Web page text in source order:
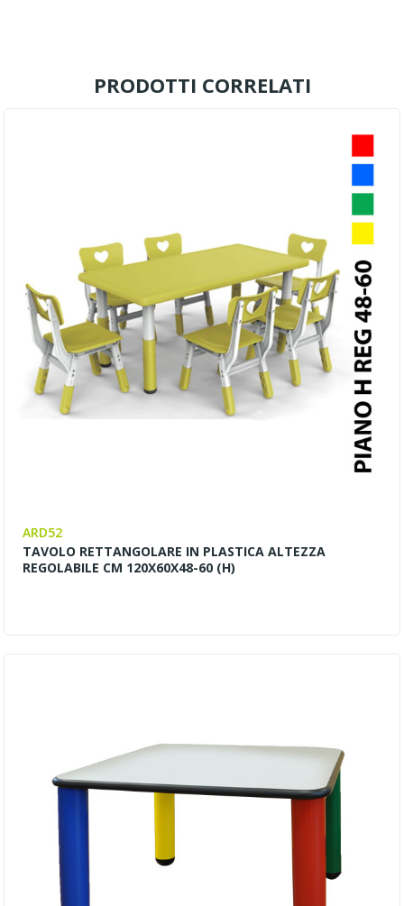
PRODOTTI CORRELATI
ARD52
TAVOLO RETTANGOLARE IN PLASTICA ALTEZZA
REGOLABILE CM 120X60X48-60 (H)